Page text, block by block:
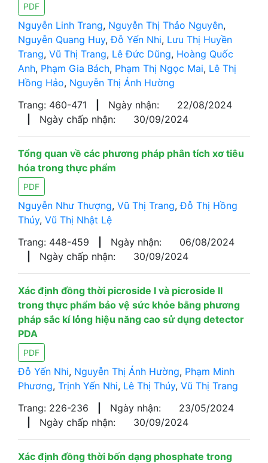
PDF
Nguyễn Linh Trang, Nguyễn Thị Thảo Nguyên,
Nguyễn Quang Huy,Đỗ Yến Nhi, Lưu Thị Huyền
Trang, Vũ Thị Trang, Lê Đức Dũng, Hoàng Quốc
Anh, Phạm Gia Bách, Phạm Thị Ngọc Mai, Lê Thị
Hồng Hảo, Nguyễn Thị Ánh Hường
Trang: 460-471
Ngày nhận:
22/08/2024
Ngày chấp nhận: 30/09/2024
Tổng quan về các phương pháp phân tích xơ tiêu
hóa trong thực phẩm
PDF
Nguyễn Như Thượng, Vũ Thị Trang,Đỗ Thị Hồng
Thúy, Vũ Thị Nhật Lệ
Trang: 448-459
Ngày nhận:
06/08/2024
Ngày chấp nhận: 30/09/2024
Xác định đồng thời picroside I và picroside II
trong thực phẩm bảo vệ sức khỏe bằng phương
pháp sắc kí lỏng hiệu năng cao sử dụng detector
PDA
PDF
Đỗ Yến Nhi, Nguyễn Thị Ánh Hường, Phạm Minh
Phương, Trịnh Yến Nhi, Lê Thị Thúy, Vũ Thị Trang
Trang: 226-236
Ngày nhận:
23/05/2024
Ngày chấp nhận: 30/09/2024
Xác định đồng thời bốn dạng phosphate trong